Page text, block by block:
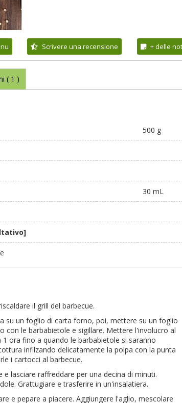
Scrivere una recensione + delle
( 1 )
500 g
30 mL
il grill del barbecue.
su un foglio di carta forno, poi, mettere su un foglio
con le barbabietole e sigillare. Mettere l'involucro al
ora fino a quando le barbabietole si saranno
infilzando delicatamente la polpa con la punta
i cartocci al barbecue.
lasciare raffreddare per una decina di minuti.
Grattugiare e trasferire in un'insalatiera.
e pepare a piacere. Aggiungere l'aglio, mescolare